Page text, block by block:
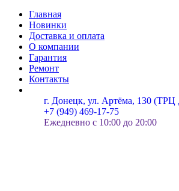
Главная
Новинки
Доставка и оплата
О компании
Гарантия
Ремонт
Контакты
г. Донецк, ул. Артёма, 130
+7 (949) 469-17-75
Ежедневно с 10:00 до 20:00